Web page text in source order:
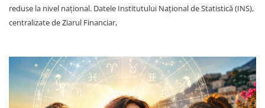
reduse la nivel național. Datele Institutului Național de Statistică (INS),
centralizate de Ziarul Financiar,